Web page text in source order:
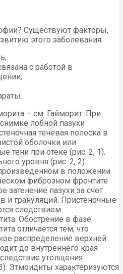
Существуют факторы,
этого заболевания:
с работой в
– см. Гайморит. При
лобной пазухи
теневая полоска в
оболочки или
тени при отеке (рис. 2, 1).
уровня (рис. 2, 2)
в положении
фиброзном фронтите
затенение пазухи за счет
и грануляций. Пристеночные
следствием
Обострение в фазе
отличается тем, что
распределение верхней
до внутреннего края
утолщения
Этмоидиты характеризуются